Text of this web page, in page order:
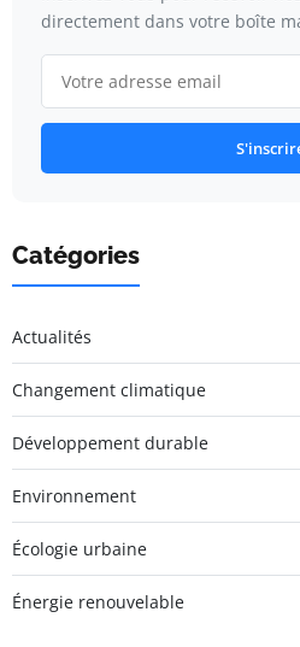
directement dans votre boîte
Catégories
Actualités
Changement climatique
Développement durable
Environnement
Écologie urbaine
Énergie renouvelable